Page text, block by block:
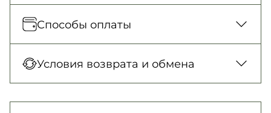
Отправка каждый день. Наложенный
платеж только для заказов от 500 грн.
150 грн. / 1-2 дня
300 грн. / 1-2 дня
Способы оплаты
картой в отделении, Картой онлайн, Google
Условия возврата и обмена